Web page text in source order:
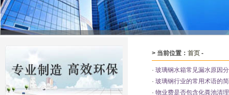
> 当前位置： 首页 -
· 玻璃钢水箱常见漏水原因
· 玻璃钢行业的常用术语的
· 物业费是否包含化粪池清